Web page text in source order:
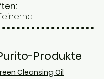
Produkte
Cleansing Oil